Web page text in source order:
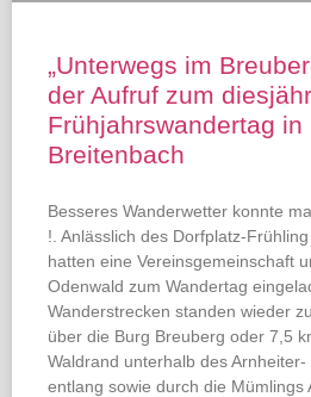
„Unterwegs im
der Aufruf zum
Frühjahrswandertag in
Breitenbach
Besseres Wanderwetter konnte
!. Anlässlich des Dorfplatz-
hatten eine Vereinsgemeinschaft
Odenwald zum Wandertag
Wanderstrecken standen wieder
über die Burg Breuberg oder 7,5
Waldrand unterhalb des
entlang sowie durch die Mümlings